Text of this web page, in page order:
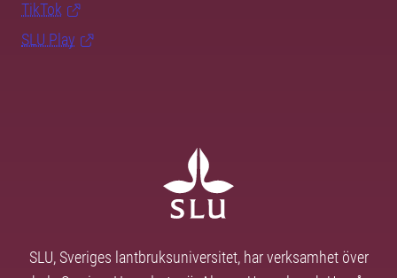
TikTok
SLU Play
SLU, Sveriges lantbruksuniversitet, har verksamhet över